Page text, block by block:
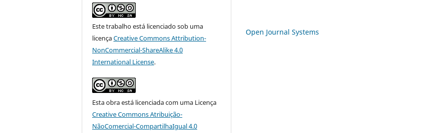
Este trabalho está licenciado sob uma
licençaCreative Commons Attribution-
NonCommercial-ShareAlike 4.0
International License.
Esta obra está licenciada com uma Licença
Creative Commons Atribuição-
NãoComercial-CompartilhaIgual 4.0
Open Journal Systems